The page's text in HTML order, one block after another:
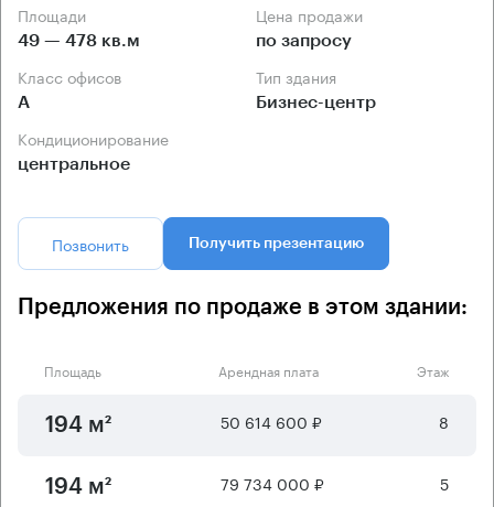
Площади
49 — 478 кв.м
Цена продажи
по запросу
Класс офисов
А
Тип здания
Бизнес-центр
Кондиционирование
центральное
Позвонить Получить презентацию
Предложения по продаже в этом здании:
Площадь Арендная плата Этаж
194 м² 50 614 600 ₽ 8
194 м² 79 734 000 ₽ 5